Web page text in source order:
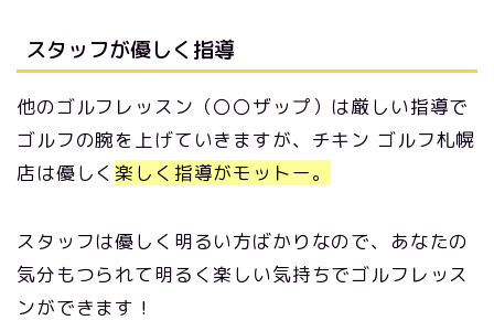
スタッフが優しく指導
他のゴルフレッスン（〇〇ザップ）は厳しい指導で
ゴルフの腕を上げていきますが、チキン ゴルフ札幌
店は優しく 楽しく指導がモットー。
スタッフは優しく明るい方ばかりなので、あなたの
気分もつられて明るく楽しい気持ちでゴルフレッス
ンができます！